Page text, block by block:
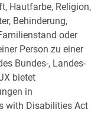
Hautfarbe, Religion,
Behinderung,
oder
Person zu einer
Bundes-, Landes-
bietet
in
with Disabilities Act